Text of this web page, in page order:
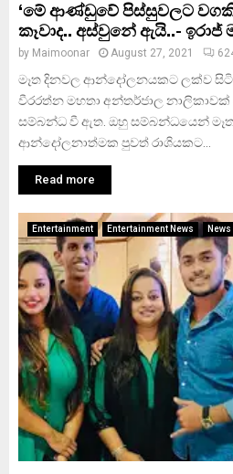
‘මේ ආණ්ඩුවේ පිස්සුවලට
කෑවාද.. අස්වුනේ ඇයි..- ඉරාජ්
by Maimoonar August 27, 2021
මෑත දිනවල ආන්දෝලනයකට ලක්ව සිටින
වීරරත්න මහතා අන්තර්ජාල
සම්බන්ධ වී ඇත. ඔහු සම්බන්ධයෙන්
ආන්දෝලනාත්මක පුවත් රාශියකට...
Read more
Entertainment Entertainment News News